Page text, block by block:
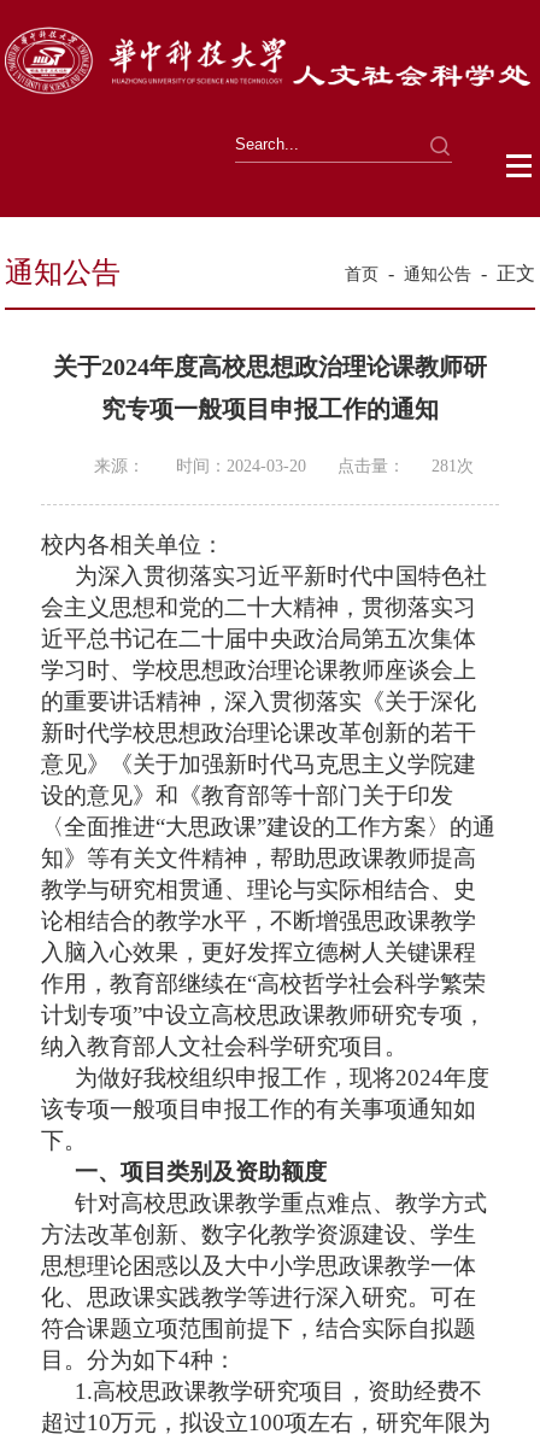
通知公告 首页 - 通知公告 - 正文
关于2024年度高校思想政治理论课教师研
究专项一般项目申报工作的通知
来源： 时间：2024-03-20 点击量： 281次
校内各相关单位 ：
为深入贯彻落实习近平新时代中国特色社
会主义思想和党的二十大精神，贯彻落实习
近平总书记在二十届中央政治局第五次集体
学习时、学校思想政治理论课教师座谈会上
的重要讲话精神，深入贯彻落实《关于深化
新时代学校思想政治理论课改革创新的若干
意见》《关于加强新时代马克思主义学院建
设的意见》和《教育部等十部门关于印发
〈全面推进“大思政课”建设的工作方案〉的通
知》等有关文件精神，帮助思政课教师提高
教学与研究相贯通、理论与实际相结合、史
论相结合的教学水平，不断增强思政课教学
入脑入心效果，更好发挥立德树人关键课程
作用，教育部继续在“高校哲学社会科学繁荣
计划专项”中设立高校思政课教师研究专项，
纳入教育部人文社会科学研究项目。
为做好我校组织申报工作，现将2024年度
该专项一般项目申报工作的有关事项通知如
下。
一、项目类别及资助额度
针对高校思政课教学重点难点、教学方式
方法改革创新、数字化教学资源建设、学生
思想理论困惑以及大中小学思政课教学一体
化、思政课实践教学等进行深入研究。可在
符合课题立项范围前提下，结合实际自拟题
目。分为如下4种：
1.高校思政课教学研究项目，资助经费不
超过10万元，拟设立100项左右，研究年限为